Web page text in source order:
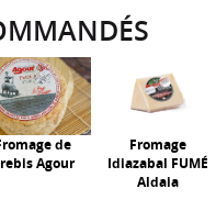
de
Agour
Fromage
Idiazabal FUMÉ
Aldaia